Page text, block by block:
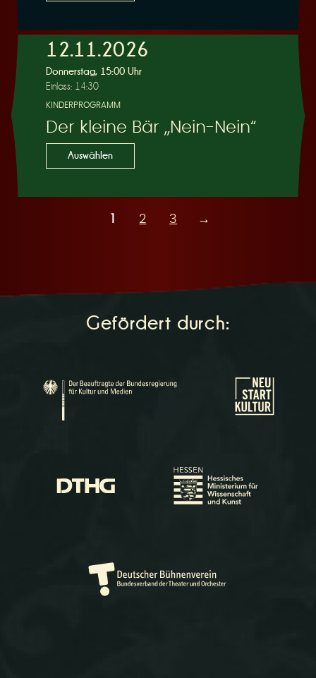
12.11.2026
Donnerstag, 15:00 Uhr
Einlass: 14:30
KINDERPROGRAMM
Der kleine Bär „Nein-Nein“
Auswählen
2 3 →
Gefördert durch: